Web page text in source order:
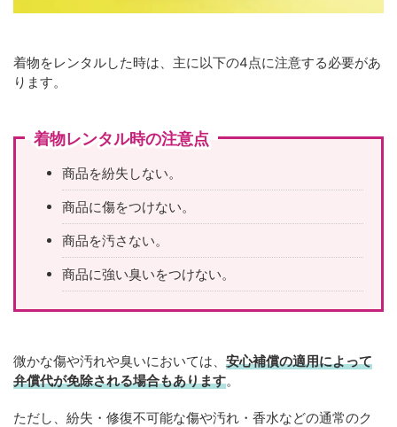
着物をレンタルした時は、主に以下の4点に注意する必要があ
ります。
着物レンタル時の注意点
商品を紛失しない。
商品に傷をつけない。
商品を汚さない。
商品に強い臭いをつけない。
微かな傷や汚れや臭いにおいては、 安心補償の適用によって
弁償代が免除される場合もあります。
ただし、紛失・修復不可能な傷や汚れ・香水などの通常のク